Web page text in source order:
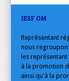
IESF OM
Représentant
nous
les
à la promotion
ainsi qu'à la